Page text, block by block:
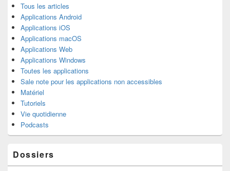
Tous les articles
Applications Android
Applications iOS
Applications macOS
Applications Web
Applications Windows
Toutes les applications
Sale note pour les applications non accessibles
Matériel
Tutoriels
Vie quotidienne
Podcasts
Dossiers